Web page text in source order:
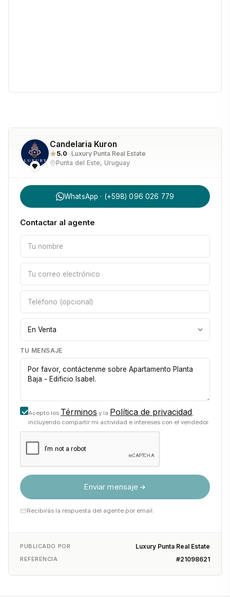
Candelaria Kuron
5.0 · Luxury Punta Real Estate
Punta del Este, Uruguay
WhatsApp · (+598) 096 026 779
Contactar al agente
TU MENSAJE
Acepto los Términos y la Política de privacidad,
incluyendo compartir mi actividad e intereses con el vendedor.
Enviar mensaje
Recibirás la respuesta del agente por email.
PUBLICADO POR Luxury Punta Real Estate
REFERENCIA #21098621